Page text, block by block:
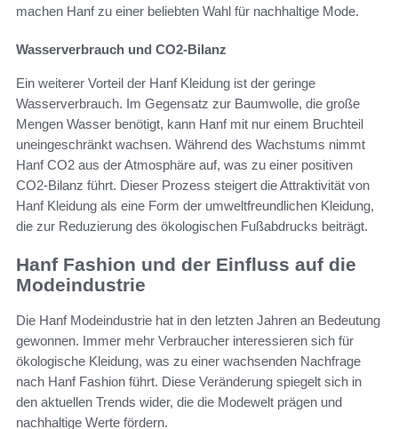
machen Hanf zu einer beliebten Wahl für nachhaltige Mode.
Wasserverbrauch und CO2-Bilanz
Ein weiterer Vorteil der Hanf Kleidung ist der geringe
Wasserverbrauch. Im Gegensatz zur Baumwolle, die große
Mengen Wasser benötigt, kann Hanf mit nur einem Bruchteil
uneingeschränkt wachsen. Während des Wachstums nimmt
Hanf CO2 aus der Atmosphäre auf, was zu einer positiven
CO2-Bilanz führt. Dieser Prozess steigert die Attraktivität von
Hanf Kleidung als eine Form der umweltfreundlichen Kleidung,
die zur Reduzierung des ökologischen Fußabdrucks beiträgt.
Hanf Fashion und der Einfluss auf die
Modeindustrie
Die Hanf Modeindustrie hat in den letzten Jahren an Bedeutung
gewonnen. Immer mehr Verbraucher interessieren sich für
ökologische Kleidung, was zu einer wachsenden Nachfrage
nach Hanf Fashion führt. Diese Veränderung spiegelt sich in
den aktuellen Trends wider, die die Modewelt prägen und
nachhaltige Werte fördern.